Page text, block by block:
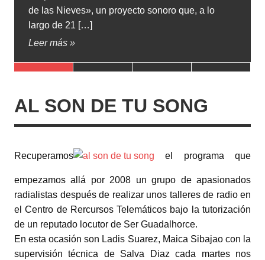
Nieves», un proyecto sonoro que, a lo
21 […]
de
AL SON DE TU SONG
Recuperamos el programa que
empezamos allá por 2008 un grupo de apasionados
radialistas después de realizar unos talleres de radio en
el Centro de Rercursos Telemáticos bajo la tutorización
de un reputado locutor de Ser Guadalhorce.
En esta ocasión son Ladis Suarez, Maica Sibajao con la
supervisión técnica de Salva Diaz cada martes nos